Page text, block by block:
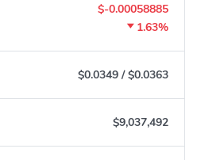
$-0.00058885
1.63%
$0.0349 /$0.0363
$9,037,492